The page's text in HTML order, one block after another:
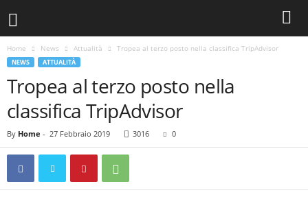
Home News Attualità Tropea al terzo posto nella classifica TripAdvisor
NEWS ATTUALITÀ
Tropea al terzo posto nella
classifica TripAdvisor
By Home - 27 Febbraio 2019 3016 0